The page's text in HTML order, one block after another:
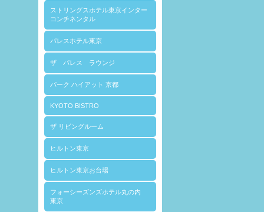
ストリングスホテル東京インター
コンチネンタル
パレスホテル東京
ザ パレス ラウンジ
パーク ハイアット 京都
KYOTO BISTRO
ザ リビングルーム
ヒルトン東京
ヒルトン東京お台場
フォーシーズンズホテル丸の内
東京